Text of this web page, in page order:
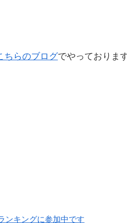
ちらのブログでやっておりま
ンキングに参加中です